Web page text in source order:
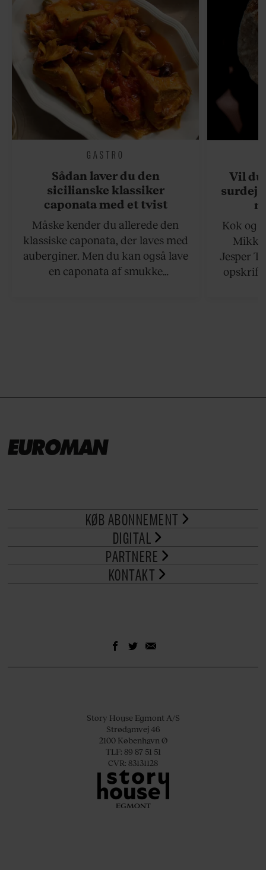
GASTRO
Sådan laver du den
sicilianske klassiker
caponata med et tvist
Måske kender du allerede den
klassiske caponata, der laves med
auberginer. Men du kan også lave
en caponata af smukke
Vil du
Kok og
Jesper
opskrift
KØB ABONNEMENT
DIGITAL
PARTNERE
KONTAKT
Story House Egmont A/S
Strødamvej 46
2100 København Ø
TLF: 89 87 51 51
CVR: 83131128